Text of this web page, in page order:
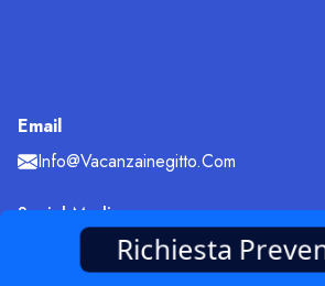
Richiesta
Email
Info@vacanzainegitto.com
Social Media
Facebook